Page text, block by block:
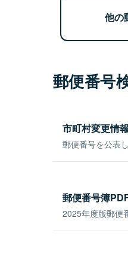
他の
郵便番号
市町村変更情報
郵便番号を公表
郵便番号簿
2025年度版郵便